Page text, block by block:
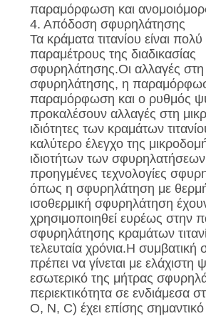
παραμόρφωση και
4. Απόδοση σφυρηλάτησης
Τα κράματα τιτανίου είναι
παραμέτρους της διαδικασίας
σφυρηλάτησης.Οι αλλαγές
σφυρηλάτησης, η
παραμόρφωση και ο ρυθμός
προκαλέσουν αλλαγές στη
ιδιότητες των κραμάτων
καλύτερο έλεγχο της
ιδιοτήτων των
προηγμένες τεχνολογίες
όπως η σφυρηλάτηση με
ισοθερμική σφυρηλάτηση
χρησιμοποιηθεί ευρέως στην
σφυρηλάτησης κραμάτων
τελευταία χρόνια.Η
πρέπει να γίνεται με ελάχιστη
εσωτερικό της μήτρας
περιεκτικότητα σε ενδιάμεσα
O, N, C) έχει επίσης